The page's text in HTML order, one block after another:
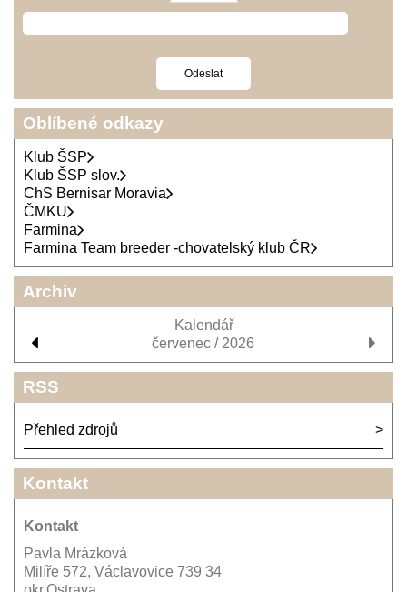
Oblíbené odkazy
Klub ŠSP
Klub ŠSP slov.
ChS Bernisar Moravia
ČMKU
Farmina
Farmina Team breeder -chovatelský klub ČR
Archiv
Kalendář
červenec / 2026
RSS
Přehled zdrojů
Kontakt
Kontakt
Pavla Mrázková
Milíře 572, Václavovice 739 34